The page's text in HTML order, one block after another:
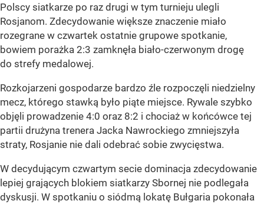
Polscy siatkarze po raz drugi w tym turnieju ulegli
Rosjanom. Zdecydowanie większe znaczenie miało
rozegrane w czwartek ostatnie grupowe spotkanie,
bowiem porażka 2:3 zamknęła biało-czerwonym drogę
do strefy medalowej.
Rozkojarzeni gospodarze bardzo źle rozpoczęli niedzielny
mecz, którego stawką było piąte miejsce. Rywale szybko
objęli prowadzenie 4:0 oraz 8:2 i chociaż w końcówce tej
partii drużyna trenera Jacka Nawrockiego zmniejszyła
straty, Rosjanie nie dali odebrać sobie zwycięstwa.
W decydującym czwartym secie dominacja zdecydowanie
lepiej grających blokiem siatkarzy Sbornej nie podlegała
dyskusji. W spotkaniu o siódmą lokatę Bułgaria pokonała